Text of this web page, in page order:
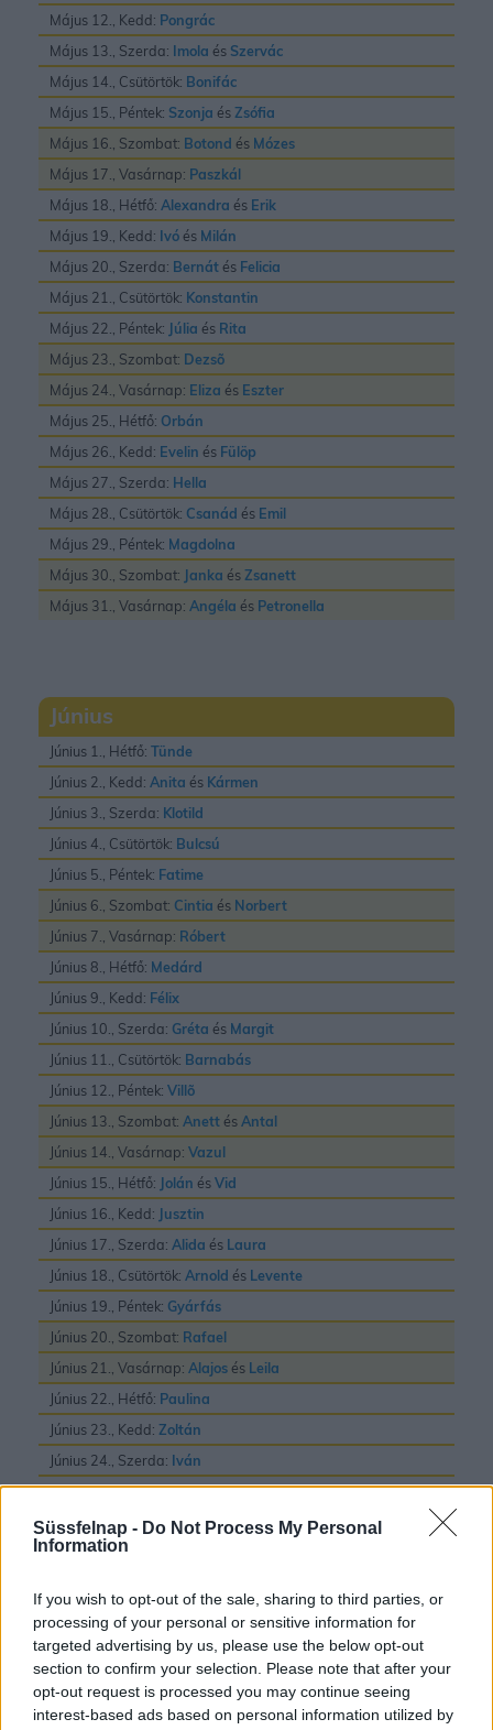
Süssfelnap - Do Not Process My Personal
Information
If you wish to opt-out of the sale, sharing to third parties, or
processing of your personal or sensitive information for
targeted advertising by us, please use the below opt-out
section to confirm your selection. Please note that after your
opt-out request is processed you may continue seeing
interest-based ads based on personal information utilized by
Május 12., Kedd: Pongrác
Május 13., Szerda: Imola és Szervác
Május 14., Csütörtök: Bonifác
Május 15., Péntek: Szonja ésZsófia
Május 16., Szombat: Botond és Mózes
Május 17., Vasárnap: Paszkál
Május 18., Hétfő: Alexandra és Erik
Május 19., Kedd: Ivó és Milán
Május 20., Szerda: Bernát és Felicia
Május 21., Csütörtök: Konstantin
Május 22., Péntek: Júlia és Rita
Május 23., Szombat: Dezsõ
Május 24., Vasárnap: Eliza és Eszter
Május 25., Hétfő: Orbán
Május 26., Kedd: Evelin és Fülöp
Május 27., Szerda: Hella
Május 28., Csütörtök: Csanád és Emil
Május 29., Péntek: Magdolna
Május 30., Szombat: Janka ésZsanett
Május 31., Vasárnap: Angéla és Petronella
Június
Június 1., Hétfő: Tünde
Június 2., Kedd: Anita és Kármen
Június 3., Szerda: Klotild
Június 4., Csütörtök: Bulcsú
Június 5., Péntek: Fatime
Június 6., Szombat: Cintia és Norbert
Június 7., Vasárnap: Róbert
Június 8., Hétfő: Medárd
Június 9., Kedd: Félix
Június 10., Szerda: Gréta és Margit
Június 11., Csütörtök: Barnabás
Június 12., Péntek: Villõ
Június 13., Szombat: Anett ésAntal
Június 14., Vasárnap: Vazul
Június 15., Hétfő: Jolán ésVid
Június 16., Kedd: Jusztin
Június 17., Szerda: Alida és Laura
Június 18., Csütörtök: Arnold és Levente
Június 19., Péntek: Gyárfás
Június 20., Szombat: Rafael
Június 21., Vasárnap: Alajos és Leila
Június 22., Hétfő: Paulina
Június 23., Kedd: Zoltán
Június 24., Szerda: Iván
Június 25., Csütörtök:Vilmos
Június 26., Péntek: János ésPál
Június 27., Szombat:
Június 29., Hétfő:
Péter
Június 30., Kedd:Pál